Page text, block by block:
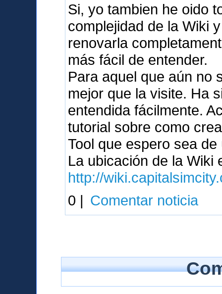
Si, yo tambien he oido
complejidad de la Wiki
renovarla
más fácil de entender.
Para aquel que aún no
mejor que la visite. Ha
entendida fácilmente.
tutorial sobre como
Tool que espero sea de
La ubicación de la Wiki
http://
0 | Comentar noticia